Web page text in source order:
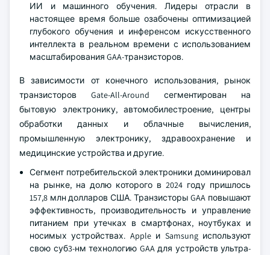
ИИ и машинного обучения. Лидеры отрасли в
настоящее время больше озабочены оптимизацией
глубокого обучения и инференсом искусственного
интеллекта в реальном времени с использованием
масштабирования GAA-транзисторов.
В зависимости от конечного использования, рынок
транзисторов Gate-All-Around сегментирован на
бытовую электронику, автомобилестроение, центры
обработки данных и облачные вычисления,
промышленную электронику, здравоохранение и
медицинские устройства и другие.
Сегмент потребительской электроники доминировал
на рынке, на долю которого в 2024 году пришлось
157,8 млн долларов США. Транзисторы GAA повышают
эффективность, производительность и управление
питанием при утечках в смартфонах, ноутбуках и
носимых устройствах. Apple и Samsung используют
свою суб3-нм технологию GAA для устройств ультра-